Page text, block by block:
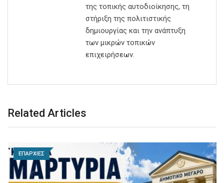
της τοπικής αυτοδιοίκησης, τη
στήριξη της πολιτιστικής
δημιουργίας και την ανάπτυξη
των μικρών τοπικών
επιχειρήσεων.
Related Articles
ΕΠΑΡΧΙΕΣ